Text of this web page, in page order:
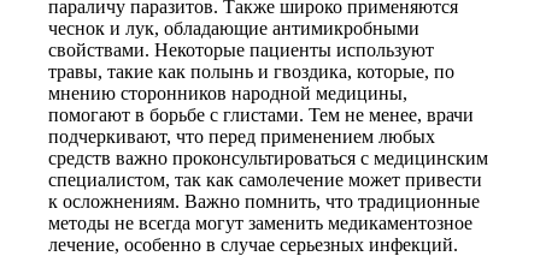
параличу паразитов. Также широко применяются
чеснок и лук, обладающие антимикробными
свойствами. Некоторые пациенты используют
травы, такие как полынь и гвоздика, которые, по
мнению сторонников народной медицины,
помогают в борьбе с глистами. Тем не менее, врачи
подчеркивают, что перед применением любых
средств важно проконсультироваться с медицинским
специалистом, так как самолечение может привести
к осложнениям. Важно помнить, что традиционные
методы не всегда могут заменить медикаментозное
лечение, особенно в случае серьезных инфекций.